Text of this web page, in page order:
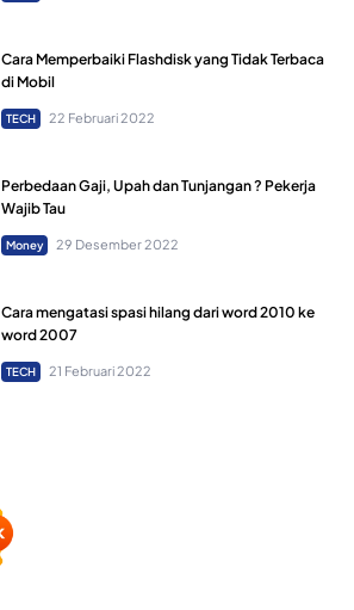
Cara Memperbaiki Flashdisk yang Tidak Terbaca
di Mobil
TECH 22 Februari 2022
Perbedaan Gaji, Upah dan Tunjangan ? Pekerja
Wajib Tau
Money 29 Desember 2022
Cara mengatasi spasi hilang dari word 2010 ke
word 2007
TECH 21 Februari 2022